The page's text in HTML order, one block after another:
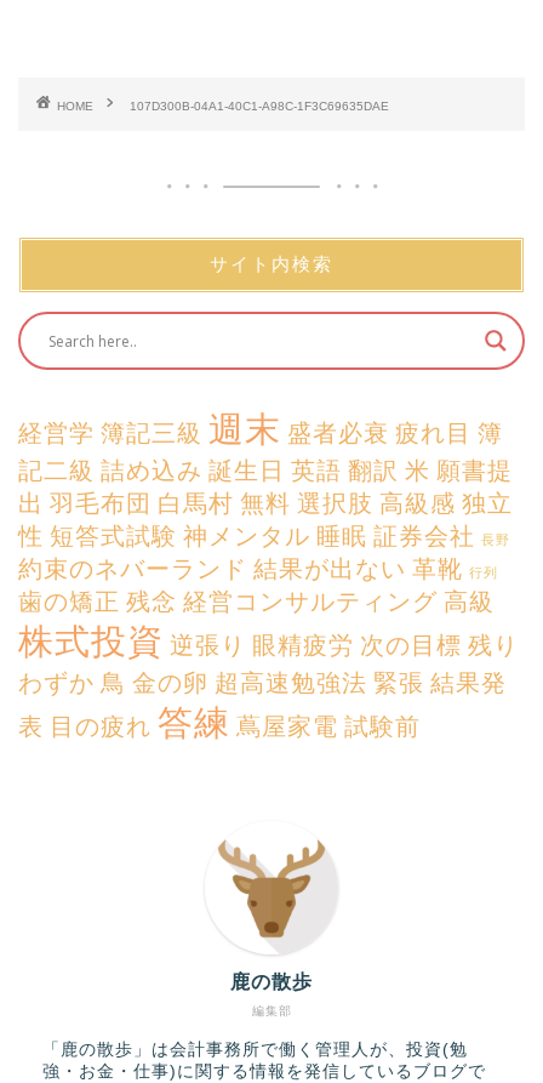
HOME 107D300B-04A1-40C1-A98C-1F3C69635DAE
サイト内検索
経営学 簿記三級 週末 盛者必衰 疲れ目 簿
記二級 詰め込み 誕生日 英語 翻訳 米 願書提
出 羽毛布団 白馬村 無料 選択肢 高級感 独立
性 短答式試験 神メンタル 睡眠 証券会社 長野
約束のネバーランド 結果が出ない 革靴 行列
歯の矯正 残念 経営コンサルティング 高級
株式投資 逆張り 眼精疲労 次の目標 残り
わずか 鳥 金の卵 超高速勉強法 緊張 結果発
表 目の疲れ 答練 蔦屋家電 試験前
編集部
鹿の散歩
「鹿の散歩」は会計事務所で働く管理人が、投資(勉
強・お金・仕事)に関する情報を発信しているブログで